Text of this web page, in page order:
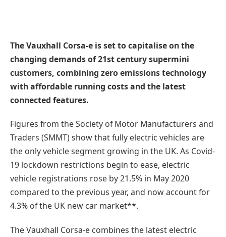
The Vauxhall Corsa-e is set to capitalise on the
changing demands of 21st century supermini
customers, combining zero emissions technology
with affordable running costs and the latest
connected features.
Figures from the Society of Motor Manufacturers and
Traders (SMMT) show that fully electric vehicles are
the only vehicle segment growing in the UK. As Covid-
19 lockdown restrictions begin to ease, electric
vehicle registrations rose by 21.5% in May 2020
compared to the previous year, and now account for
4.3% of the UK new car market**.
The Vauxhall Corsa-e combines the latest electric